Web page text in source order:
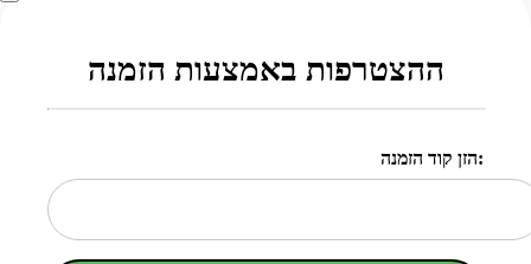
ההצטרפות באמצעות הזמנה
הזן קוד הזמנה: